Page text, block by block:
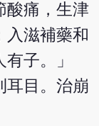
酸痛，生津
入滋補藥和
子。」
耳目。治崩